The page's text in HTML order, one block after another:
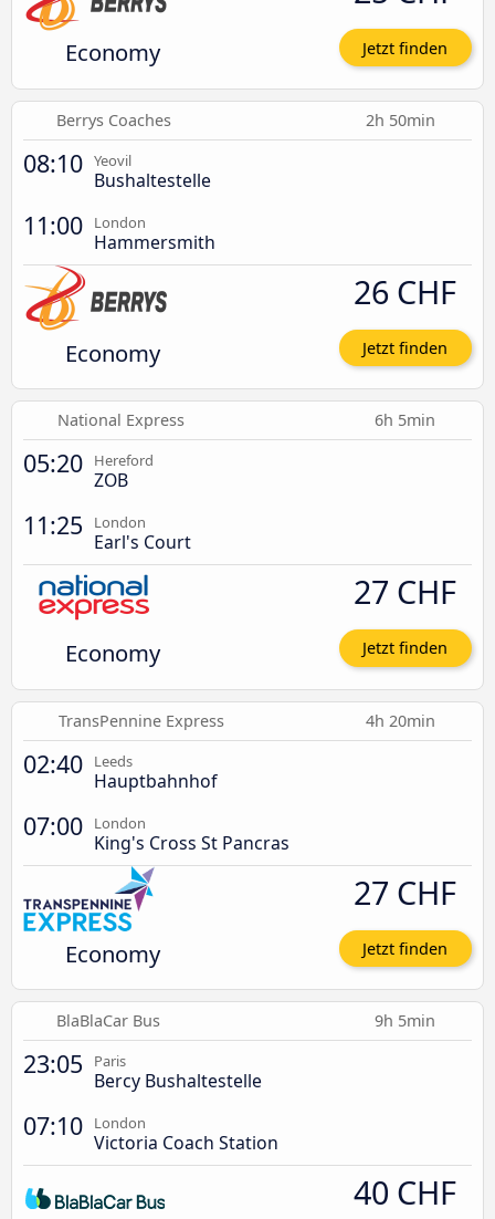
Economy Jetzt finden
Berrys Coaches 2h 50min
08:10 Yeovil
Bushaltestelle
11:00 London
Hammersmith
Economy
26 CHF
Jetzt finden
National Express 6h 5min
05:20 Hereford
ZOB
11:25 London
Earl's Court
Economy
27 CHF
Jetzt finden
TransPennine Express 4h 20min
02:40 Leeds
Hauptbahnhof
07:00 London
King's Cross St Pancras
Economy
27 CHF
Jetzt finden
BlaBlaCar Bus 9h 5min
23:05 Paris
Bercy Bushaltestelle
07:10 London
Victoria Coach Station
40 CHF